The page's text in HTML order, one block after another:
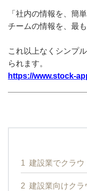
「社内の情報を、簡
チームの情報を、最
これ以上なくシンプ
られます。
https://www.stock-
1 建設業でクラウ
2 建設業向けクラ